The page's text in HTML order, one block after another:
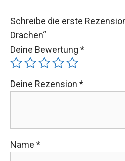
Schreibe die erste
Drachen“
Deine Bewertung *
Deine Rezension *
Name *